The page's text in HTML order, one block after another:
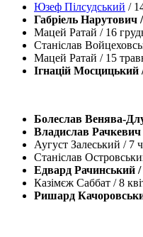
Юзеф Пілсудський /
Габріель Нарутович
Мацей Ратай / 16
Станіслав
Мацей Ратай / 15
Ігнацій Мосцицький
Болеслав Венява-
Владислав Рачкевич
Аугуст Залеський / 7
Станіслав
Едвард Рачинський /
Казімєж Саббат / 8
Ришард